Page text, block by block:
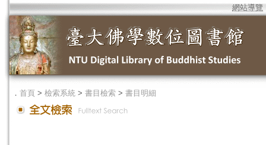
網站導覽
． 首頁 > 檢索系統 > 書目檢索 > 書目明細